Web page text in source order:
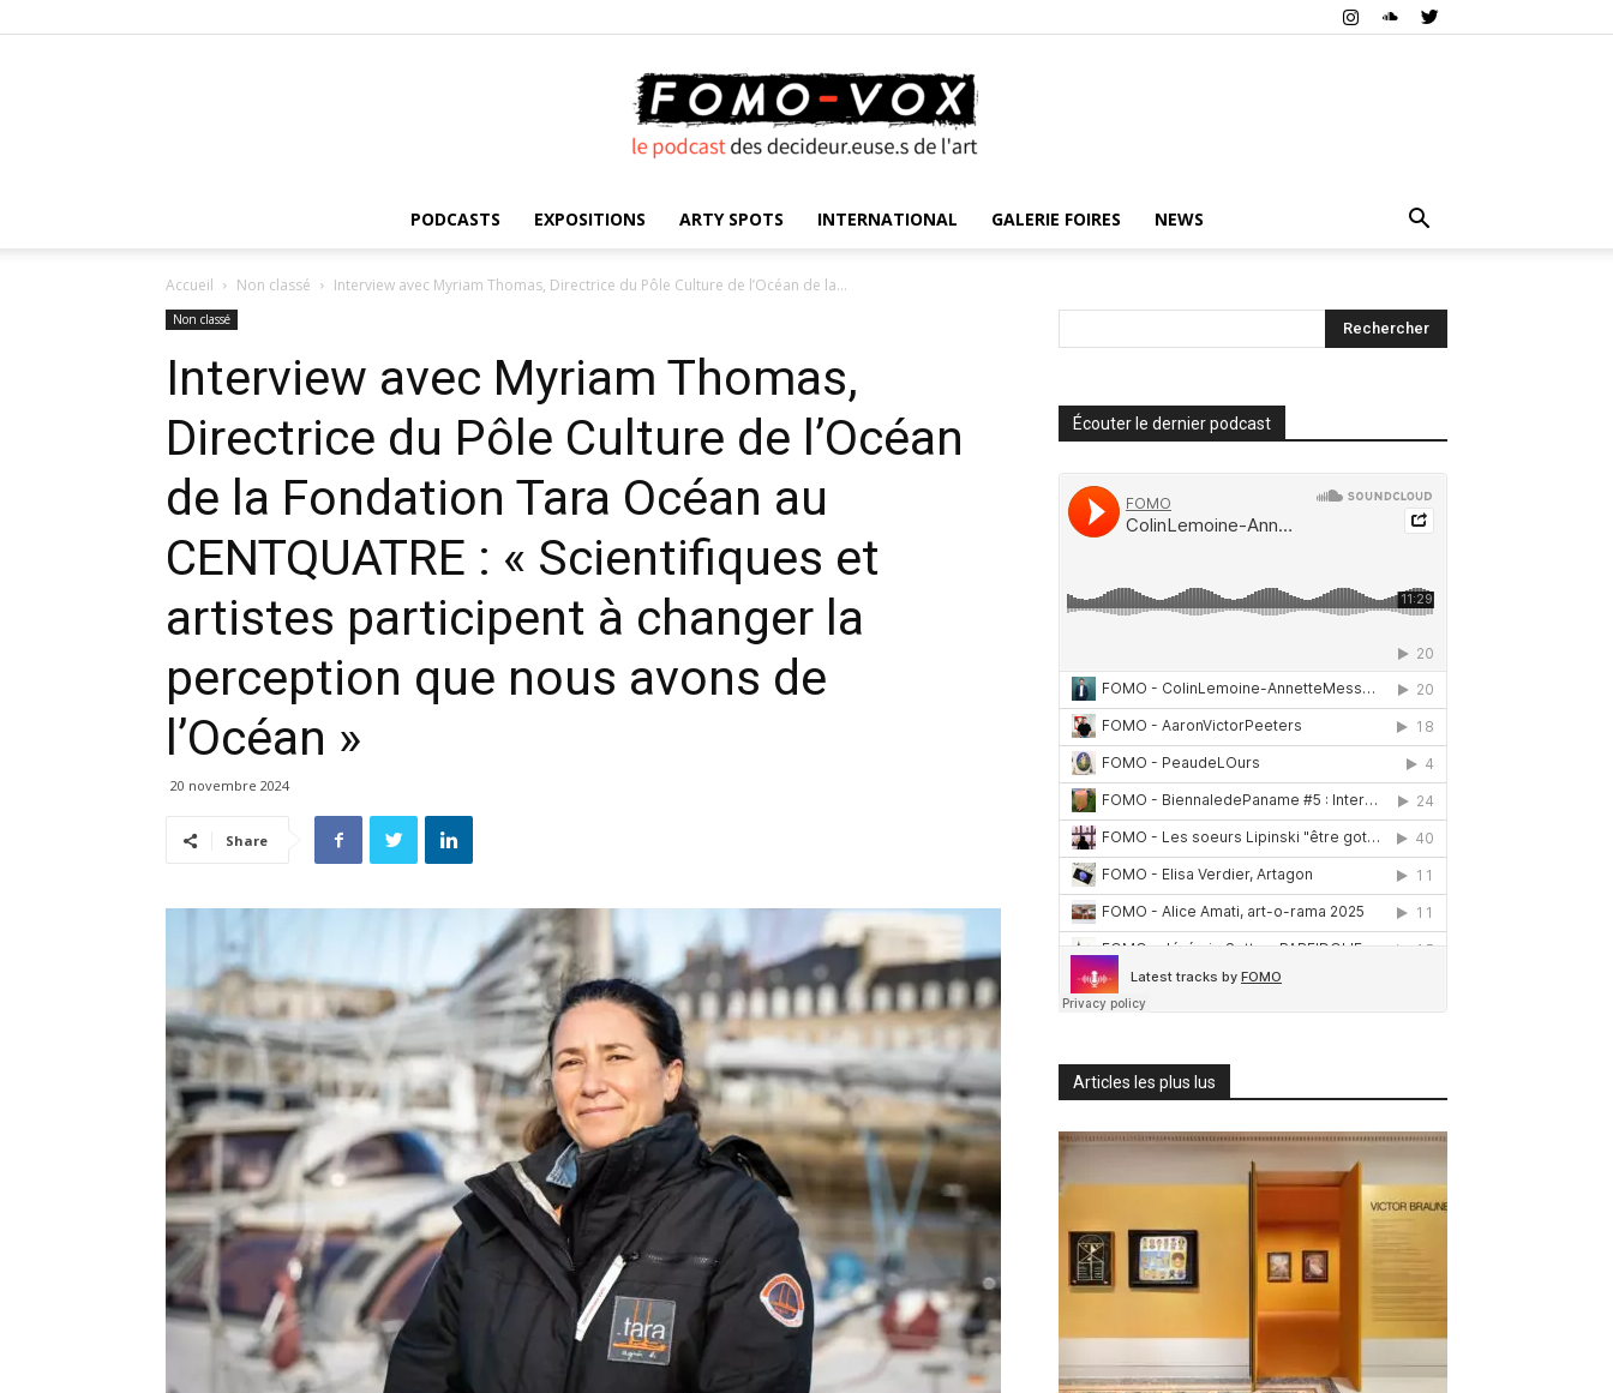
VOX
PODCASTS EXPOSITIONS ARTY SPOTS INTERNATIONAL GALERIE FOIRES NEWS
Accueil Non classé Interview avec Myriam Thomas, Directrice du Pôle Culture de l’Océan de la...
Non classé
Interview avec Myriam Thomas,
Directrice du Pôle Culture de l’Océan
de la Fondation Tara Océan au
CENTQUATRE : « Scientifiques et
artistes participent à changer la
perception que nous avons de
l’Océan »
20 novembre 2024
Share
Écouter le dernier podcast
Articles les plus lus